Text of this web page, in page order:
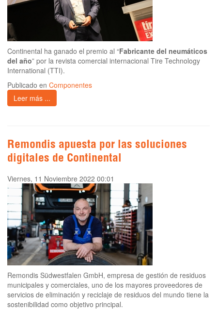
Continental ha ganado el premio al “Fabricante del neumáticos
del año” por la revista comercial internacional Tire Technology
International (TTI).
Publicado en Componentes
Leer más ...
Remondis apuesta por las soluciones
digitales de Continental
Viernes, 11 Noviembre 2022 00:01
Remondis Südwestfalen GmbH, empresa de gestión de residuos
municipales y comerciales, uno de los mayores proveedores de
servicios de eliminación y reciclaje de residuos del mundo tiene la
sostenibilidad como objetivo principal.